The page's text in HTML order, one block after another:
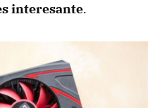
interesante.